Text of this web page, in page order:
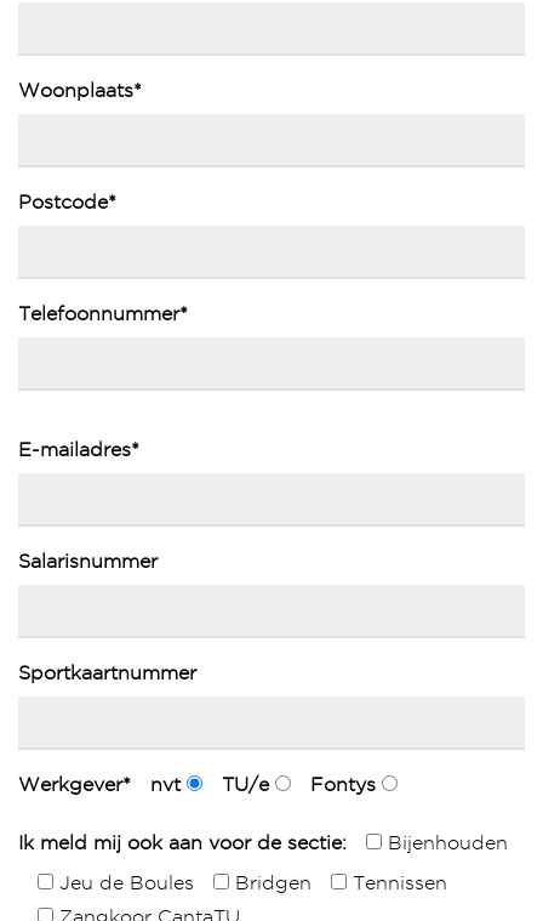
Woonplaats*
Postcode*
Telefoonnummer*
E-mailadres*
Salarisnummer
Sportkaartnummer
Werkgever* nvt TU/e Fontys
Ik meld mij ook aan voor de sectie:
Bijenhouden
Jeu de Boules
Bridgen
Tennissen
Zangkoor CantaTU